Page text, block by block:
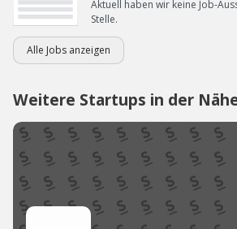
Aktuell haben wir keine Job-
Stelle.
Alle Jobs anzeigen
Weitere Startups in der